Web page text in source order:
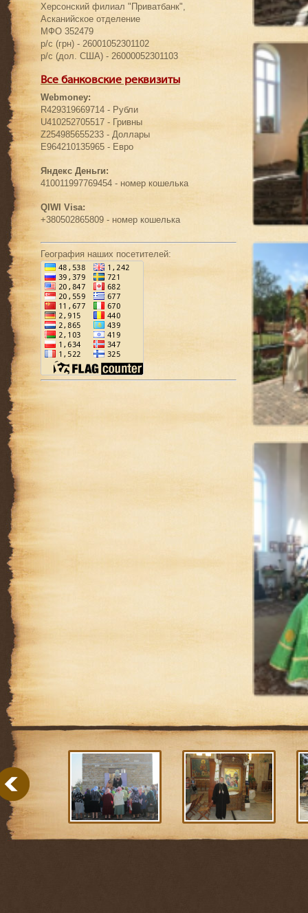
Херсонский филиал "Приватбанк",
Асканийское отделение
МФО 352479
р/с (грн) - 26001052301102
р/с (дол. США) - 26000052301103
Все банковские реквизиты
Webmoney:
R429319669714 - Рубли
U410252705517 - Гривны
Z254985655233 - Доллары
E964210135965 - Евро
Яндекс Деньги:
410011997769454 - номер кошелька
QIWI Visa:
+380502865809 - номер кошелька
География наших посетителей: